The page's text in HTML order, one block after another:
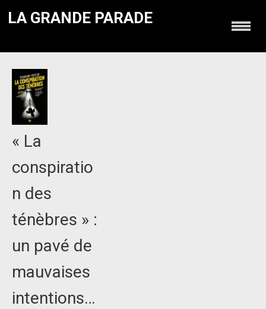
LA GRANDE PARADE
« La
conspiratio
n des
ténèbres » :
un pavé de
mauvaises
intentions…